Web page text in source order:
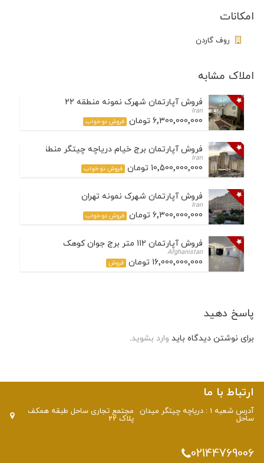
امکانات
روف گاردن
املاک مشابه
فروش آپارتمان شهرک نمونه منطقه 22
Iran
6٬300٬000٬000 تومان فروش دو خواب
فروش آپارتمان برج خیام دریاچه چیتگر منطقه 22
Iran
10٬500٬000٬000 تومان فروش دو خواب
فروش آپارتمان شهرک نمونه تهران
Iran
6٬300٬000٬000 تومان فروش دو خواب
فروش آپارتمان 112 متر برج جوان کوهک
Afghanistan
16٬000٬000٬000 تومان فروش
پاسخ دهید
برای نوشتن دیدگاه بایدوارد بشوید.
ارتباط با ما
آدرس شعبه 1 : دریاچه چیتگر میدان
ساحل
مجتمع تجاری ساحل طبقه همکف
پلاک 22
02144769006